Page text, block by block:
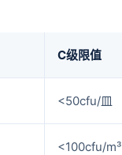
C级限值
<50cfu/皿
<100cfu/m³